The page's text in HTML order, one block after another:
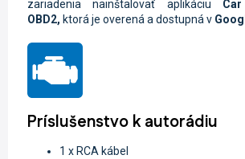
zariadenia nainštalovať aplikáciu
OBD2, ktorá je overená a dostupná v
Príslušenstvo k autorádiu
1 x RCA kábel